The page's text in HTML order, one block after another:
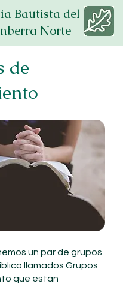
Bautista del
Norte
de
un par de grupos
llamados Grupos
que están